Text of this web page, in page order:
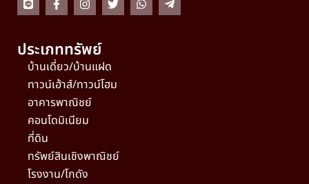
ประเภททรัพย์
บ้านเดี่ยว/บ้านแฝด
ทาวน์เฮ้าส์/ทาวน์โฮม
อาคารพาณิชย์
คอนโดมิเนียม
ที่ดิน
ทรัพย์สินเชิงพาณิชย์
โรงงาน/โกดัง